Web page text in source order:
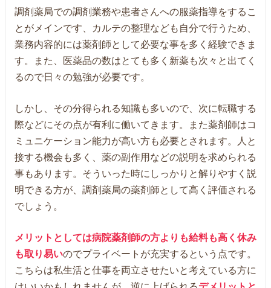
調剤薬局での調剤業務や患者さんへの服薬指導をするこ
とがメインです、カルテの整理なども自分で行うため、
業務内容的には薬剤師として必要な事を多く経験できま
す。また、医薬品の数はとても多く新薬も次々と出てく
るので日々の勉強が必要です。
しかし、その分得られる知識も多いので、次に転職する
際などにその点が有利に働いてきます。また薬剤師はコ
ミュニケーション能力が高い方も必要とされます。人と
接する機会も多く、薬の副作用などの説明を求められる
事もあります。そういった時にしっかりと解りやすく説
明できる方が、調剤薬局の薬剤師として高く評価される
でしょう。
メリットとしては病院薬剤師の方よりも給料も高く休み
も取り易いのでプライベートが充実するという点です。
こちらは私生活と仕事を両立させたいと考えている方に